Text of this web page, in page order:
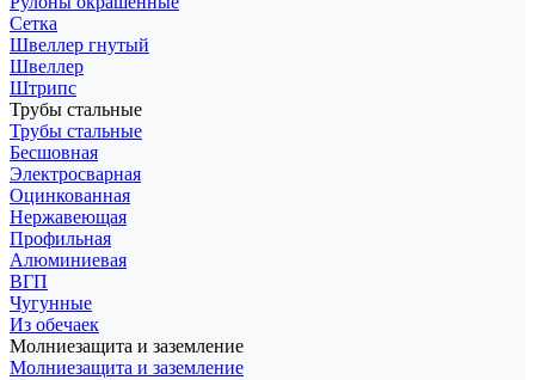
Сетка
Швеллер гнутый
Швеллер
Штрипс
Трубы стальные
Трубы стальные
Бесшовная
Электросварная
Оцинкованная
Нержавеющая
Профильная
Алюминиевая
ВГП
Чугунные
Из обечаек
Молниезащита и заземление
Молниезащита и заземление